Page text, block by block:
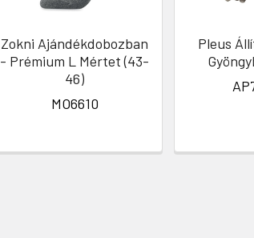
Zokni Ajándékdobozban
- Prémium L Mértet (43-
46)
MO6610
Pleus